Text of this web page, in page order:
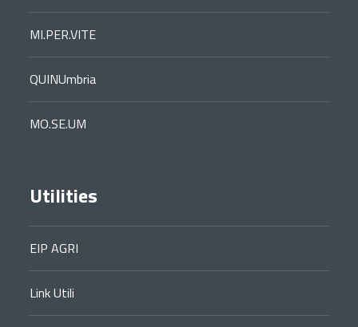
MI.PER.VITE
QUINUmbria
MO.SE.UM
Utilities
EIP AGRI
Link Utili